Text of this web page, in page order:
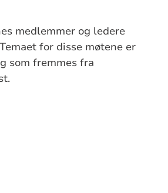
medlemmer og ledere
for disse møtene er
som fremmes fra